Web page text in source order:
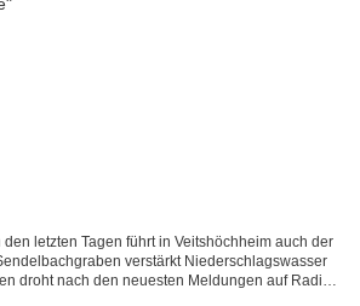
letzten Tagen führt in Veitshöchheim auch der
verstärkt Niederschlagswasser
droht nach den neuesten Meldungen auf Radio